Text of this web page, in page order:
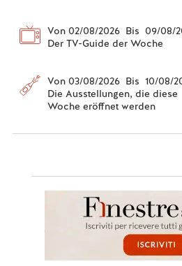
Von 02/08/2026 Bis 09/08/
Der TV-Guide der Woche
Von 03/08/2026 Bis 10/08/
Die Ausstellungen, die diese
Woche eröffnet werden